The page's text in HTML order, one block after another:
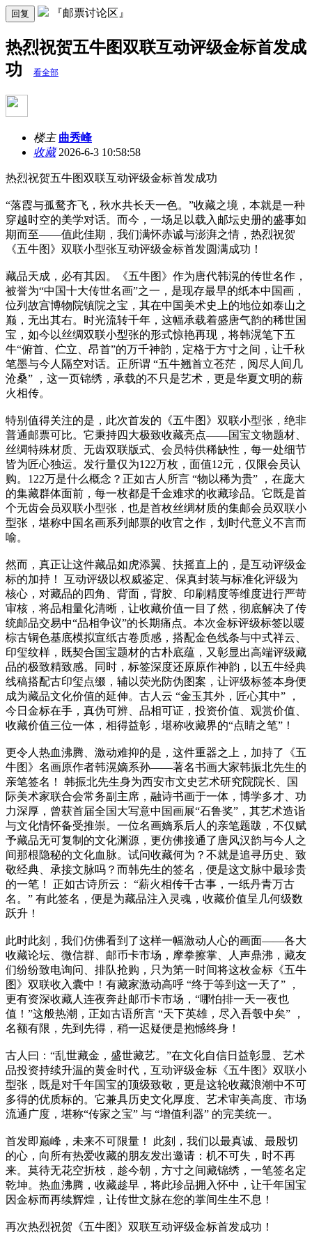
回复 『邮票讨论区』
热烈祝贺五牛图双联互动评级金标首发成
功
看全部
楼主 曲秀峰
收藏2026-6-3 10:58:58
热烈祝贺五牛图双联互动评级金标首发成功
“落霞与孤鹜齐飞，秋水共长天一色。”收藏之境，本就是一种
穿越时空的美学对话。而今，一场足以载入邮坛史册的盛事如
期而至——值此佳期，我们满怀赤诚与澎湃之情，热烈祝贺
《五牛图》双联小型张互动评级金标首发圆满成功！
藏品天成，必有其因。《五牛图》作为唐代韩滉的传世名作，
被誉为“中国十大传世名画”之一，是现存最早的纸本中国画，
位列故宫博物院镇院之宝，其在中国美术史上的地位如泰山之
巅，无出其右。时光流转千年，这幅承载着盛唐气韵的稀世国
宝，如今以丝绸双联小型张的形式惊艳再现，将韩滉笔下五
牛“俯首、伫立、昂首”的万千神韵，定格于方寸之间，让千秋
笔墨与今人隔空对话。正所谓 “五牛翘首立苍茫，阅尽人间几
沧桑” ，这一页锦绣，承载的不只是艺术，更是华夏文明的薪
火相传。
特别值得关注的是，此次首发的《五牛图》双联小型张，绝非
普通邮票可比。它秉持四大极致收藏亮点——国宝文物题材、
丝绸特殊材质、无齿双联版式、会员特供稀缺性，每一处细节
皆为匠心独运。发行量仅为122万枚，面值12元，仅限会员认
购。122万是什么概念？正如古人所言 “物以稀为贵” ，在庞大
的集藏群体面前，每一枚都是千金难求的收藏珍品。它既是首
个无齿会员双联小型张，也是首枚丝绸材质的集邮会员双联小
型张，堪称中国名画系列邮票的收官之作，划时代意义不言而
喻。
然而，真正让这件藏品如虎添翼、扶摇直上的，是互动评级金
标的加持！ 互动评级以权威鉴定、保真封装与标准化评级为
核心，对藏品的四角、背面，背胶、印刷精度等维度进行严苛
审核，将品相量化清晰，让收藏价值一目了然，彻底解决了传
统邮品交易中“品相争议”的长期痛点。本次金标评级标签以暖
棕古铜色基底模拟宣纸古卷质感，搭配金色线条与中式祥云、
印玺纹样，既契合国宝题材的古朴底蕴，又彰显出高端评级藏
品的极致精致感。同时，标签深度还原原作神韵，以五牛经典
线稿搭配古印玺点缀，辅以荧光防伪图案，让评级标签本身便
成为藏品文化价值的延伸。古人云 “金玉其外，匠心其中” ，
今日金标在手，真伪可辨、品相可证，投资价值、观赏价值、
收藏价值三位一体，相得益彰，堪称收藏界的“点睛之笔”！
更令人热血沸腾、激动难抑的是，这件重器之上，加持了《五
牛图》名画原作者韩滉嫡系孙——著名书画大家韩振北先生的
亲笔签名！ 韩振北先生身为西安市文史艺术研究院院长、国
际美术家联合会常务副主席，融诗书画于一体，博学多才、功
力深厚，曾获首届全国大写意中国画展“石鲁奖”，其艺术造诣
与文化情怀备受推崇。一位名画嫡系后人的亲笔题跋，不仅赋
予藏品无可复制的文化渊源，更仿佛接通了唐风汉韵与今人之
间那根隐秘的文化血脉。试问收藏何为？不就是追寻历史、致
敬经典、承接文脉吗？而韩先生的签名，便是这文脉中最珍贵
的一笔！ 正如古诗所云： “薪火相传千古事，一纸丹青万古
名。” 有此签名，便是为藏品注入灵魂，收藏价值呈几何级数
跃升！
此时此刻，我们仿佛看到了这样一幅激动人心的画面——各大
收藏论坛、微信群、邮币卡市场，摩拳擦掌、人声鼎沸，藏友
们纷纷致电询问、排队抢购，只为第一时间将这枚金标《五牛
图》双联收入囊中！有藏家激动高呼 “终于等到这一天了” ，
更有资深收藏人连夜奔赴邮币卡市场，“哪怕排一天一夜也
值！”这般热潮，正如古语所言 “天下英雄，尽入吾彀中矣” ，
名额有限，先到先得，稍一迟疑便是抱憾终身！
古人曰：“乱世藏金，盛世藏艺。”在文化自信日益彰显、艺术
品投资持续升温的黄金时代，互动评级金标《五牛图》双联小
型张，既是对千年国宝的顶级致敬，更是这轮收藏浪潮中不可
多得的优质标的。它兼具历史文化厚度、艺术审美高度、市场
流通广度，堪称“传家之宝” 与 “增值利器” 的完美统一。
首发即巅峰，未来不可限量！ 此刻，我们以最真诚、最殷切
的心，向所有热爱收藏的朋友发出邀请：机不可失，时不再
来。莫待无花空折枝，趁今朝，方寸之间藏锦绣，一笔签名定
乾坤。热血沸腾，收藏趁早，将此珍品拥入怀中，让千年国宝
因金标而再续辉煌，让传世文脉在您的掌间生生不息！
再次热烈祝贺《五牛图》双联互动评级金标首发成功！